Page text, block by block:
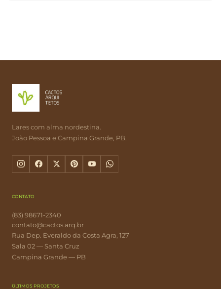
Lares com alma nordestina.
João Pessoa e Campina Grande, PB.
CONTATO
(83) 98671-2340
contato@cactos.arq.br
Rua Dep. Everaldo da Costa Agra, 127
Sala 02 — Santa Cruz
Campina Grande — PB
ÚLTIMOS PROJETOS